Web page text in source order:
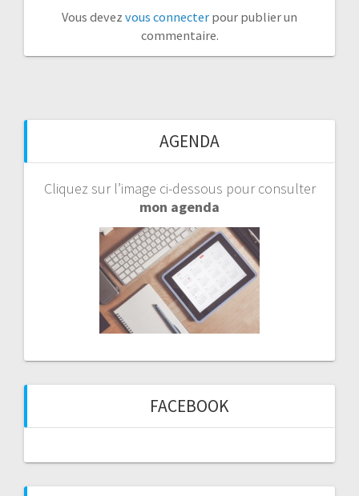
Vous devez vous connecter pour publier un
commentaire.
AGENDA
Cliquez sur l’image ci-dessous pour consulter
mon agenda
FACEBOOK